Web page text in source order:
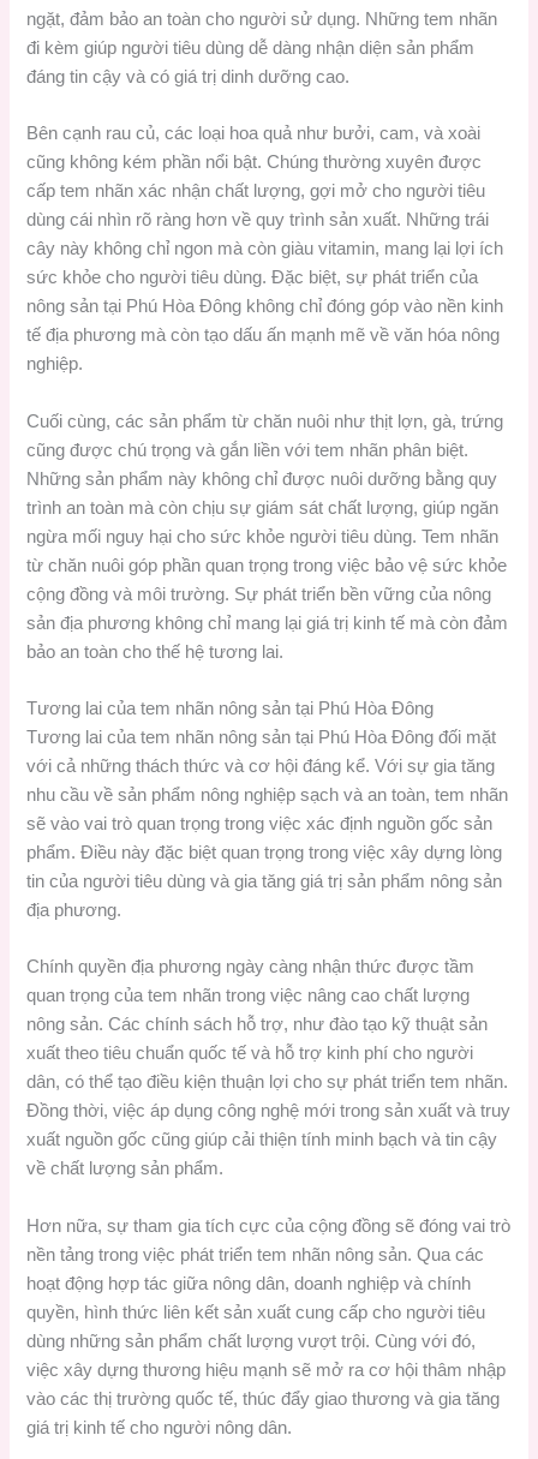
ngặt, đảm bảo an toàn cho người sử dụng. Những tem nhãn
đi kèm giúp người tiêu dùng dễ dàng nhận diện sản phẩm
đáng tin cậy và có giá trị dinh dưỡng cao.
Bên cạnh rau củ, các loại hoa quả như bưởi, cam, và xoài
cũng không kém phần nổi bật. Chúng thường xuyên được
cấp tem nhãn xác nhận chất lượng, gợi mở cho người tiêu
dùng cái nhìn rõ ràng hơn về quy trình sản xuất. Những trái
cây này không chỉ ngon mà còn giàu vitamin, mang lại lợi ích
sức khỏe cho người tiêu dùng. Đặc biệt, sự phát triển của
nông sản tại Phú Hòa Đông không chỉ đóng góp vào nền kinh
tế địa phương mà còn tạo dấu ấn mạnh mẽ về văn hóa nông
nghiệp.
Cuối cùng, các sản phẩm từ chăn nuôi như thịt lợn, gà, trứng
cũng được chú trọng và gắn liền với tem nhãn phân biệt.
Những sản phẩm này không chỉ được nuôi dưỡng bằng quy
trình an toàn mà còn chịu sự giám sát chất lượng, giúp ngăn
ngừa mối nguy hại cho sức khỏe người tiêu dùng. Tem nhãn
từ chăn nuôi góp phần quan trọng trong việc bảo vệ sức khỏe
cộng đồng và môi trường. Sự phát triển bền vững của nông
sản địa phương không chỉ mang lại giá trị kinh tế mà còn đảm
bảo an toàn cho thế hệ tương lai.
Tương lai của tem nhãn nông sản tại Phú Hòa Đông
Tương lai của tem nhãn nông sản tại Phú Hòa Đông đối mặt
với cả những thách thức và cơ hội đáng kể. Với sự gia tăng
nhu cầu về sản phẩm nông nghiệp sạch và an toàn, tem nhãn
sẽ vào vai trò quan trọng trong việc xác định nguồn gốc sản
phẩm. Điều này đặc biệt quan trọng trong việc xây dựng lòng
tin của người tiêu dùng và gia tăng giá trị sản phẩm nông sản
địa phương.
Chính quyền địa phương ngày càng nhận thức được tầm
quan trọng của tem nhãn trong việc nâng cao chất lượng
nông sản. Các chính sách hỗ trợ, như đào tạo kỹ thuật sản
xuất theo tiêu chuẩn quốc tế và hỗ trợ kinh phí cho người
dân, có thể tạo điều kiện thuận lợi cho sự phát triển tem nhãn.
Đồng thời, việc áp dụng công nghệ mới trong sản xuất và truy
xuất nguồn gốc cũng giúp cải thiện tính minh bạch và tin cậy
về chất lượng sản phẩm.
Hơn nữa, sự tham gia tích cực của cộng đồng sẽ đóng vai trò
nền tảng trong việc phát triển tem nhãn nông sản. Qua các
hoạt động hợp tác giữa nông dân, doanh nghiệp và chính
quyền, hình thức liên kết sản xuất cung cấp cho người tiêu
dùng những sản phẩm chất lượng vượt trội. Cùng với đó,
việc xây dựng thương hiệu mạnh sẽ mở ra cơ hội thâm nhập
vào các thị trường quốc tế, thúc đẩy giao thương và gia tăng
giá trị kinh tế cho người nông dân.